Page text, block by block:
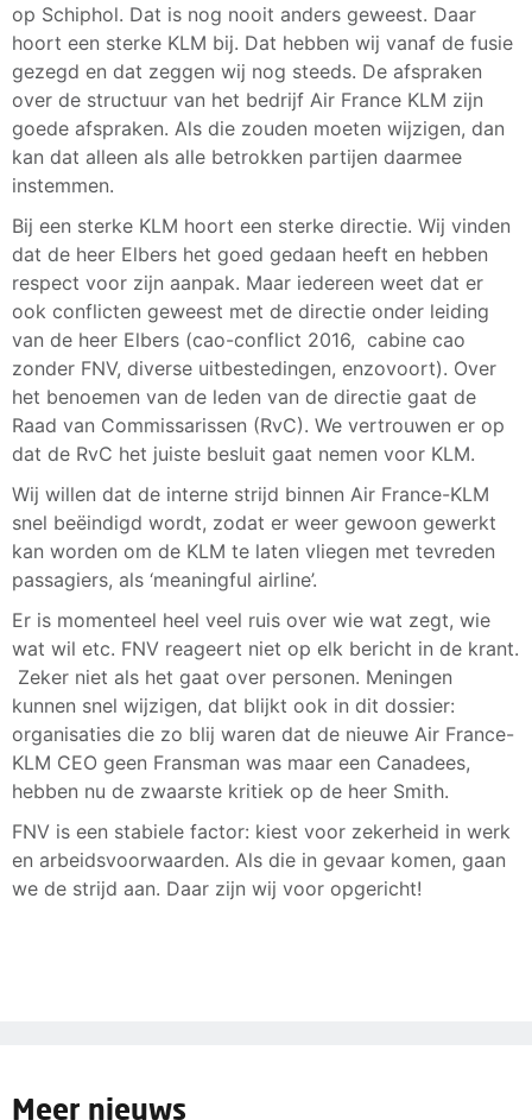
op Schiphol. Dat is nog nooit anders geweest. Daar
hoort een sterke KLM bij. Dat hebben wij vanaf de fusie
gezegd en dat zeggen wij nog steeds. De afspraken
over de structuur van het bedrijf Air France KLM zijn
goede afspraken. Als die zouden moeten wijzigen, dan
kan dat alleen als alle betrokken partijen daarmee
instemmen.
Bij een sterke KLM hoort een sterke directie. Wij vinden
dat de heer Elbers het goed gedaan heeft en hebben
respect voor zijn aanpak. Maar iedereen weet dat er
ook conflicten geweest met de directie onder leiding
van de heer Elbers (cao-conflict 2016, cabine cao
zonder FNV, diverse uitbestedingen, enzovoort). Over
het benoemen van de leden van de directie gaat de
Raad van Commissarissen (RvC). We vertrouwen er op
dat de RvC het juiste besluit gaat nemen voor KLM.
Wij willen dat de interne strijd binnen Air France-KLM
snel beëindigd wordt, zodat er weer gewoon gewerkt
kan worden om de KLM te laten vliegen met tevreden
passagiers, als ‘meaningful airline’.
Er is momenteel heel veel ruis over wie wat zegt, wie
wat wil etc. FNV reageert niet op elk bericht in de krant.
Zeker niet als het gaat over personen. Meningen
kunnen snel wijzigen, dat blijkt ook in dit dossier:
organisaties die zo blij waren dat de nieuwe Air France-
KLM CEO geen Fransman was maar een Canadees,
hebben nu de zwaarste kritiek op de heer Smith.
FNV is een stabiele factor: kiest voor zekerheid in werk
en arbeidsvoorwaarden. Als die in gevaar komen, gaan
we de strijd aan. Daar zijn wij voor opgericht!
Meer nieuws